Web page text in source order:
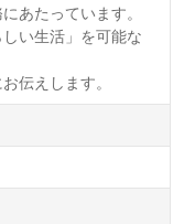
あたっています。
い生活」を可能な
伝えします。